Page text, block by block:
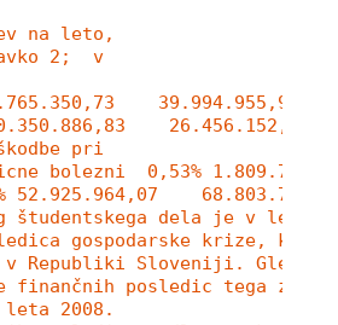
na leto,
2;  v
39.994.955,94
pri
bolezni  0,53%
52.925.964,07
študentskega dela je v
gospodarske krize, ki
v Republiki Sloveniji. Glede
finančnih posledic tega
2008.